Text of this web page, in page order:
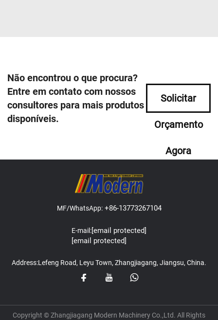
Não encontrou o que procura?
Entre em contato com nossos
consultores para mais produtos
disponíveis.
Solicitar
Orçamento
Agora
MF/WhatsApp:+86-13773267104
E-mail:[email protected]
[email protected]
Address:Lefeng Road, Leyu Town, Zhangjiagang, Jiangsu, China.
Copyright © Zhangjiagang Modern Machinery Co.,Ltd. All Rights